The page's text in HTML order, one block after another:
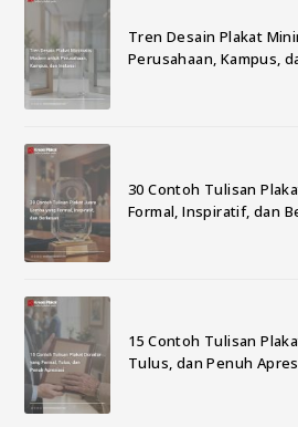
Tren Desain Plakat
Perusahaan, Kampus,
30 Contoh Tulisan
Formal, Inspiratif, dan
15 Contoh Tulisan
Tulus, dan Penuh